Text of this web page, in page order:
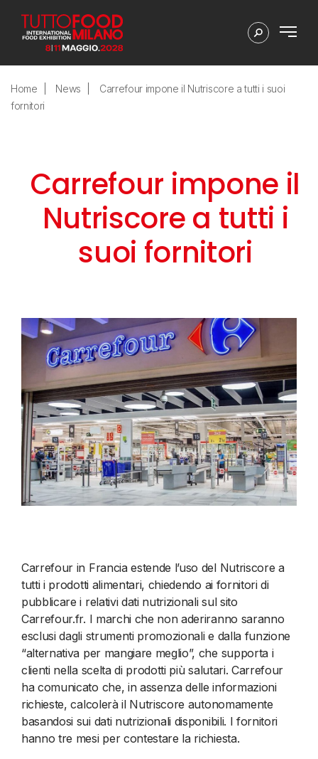
Home News
Carrefour impone il Nutriscore a tutti i suoi
fornitori
Carrefour impone il
Nutriscore a tutti i
suoi fornitori
Carrefour in Francia estende l’uso del Nutriscore a
tutti i prodotti alimentari, chiedendo ai fornitori di
pubblicare i relativi dati nutrizionali sul sito
Carrefour.fr. I marchi che non aderiranno saranno
esclusi dagli strumenti promozionali e dalla funzione
“alternativa per mangiare meglio”, che supporta i
clienti nella scelta di prodotti più salutari. Carrefour
ha comunicato che, in assenza delle informazioni
richieste, calcolerà il Nutriscore autonomamente
basandosi sui dati nutrizionali disponibili. I fornitori
hanno tre mesi per contestare la richiesta.